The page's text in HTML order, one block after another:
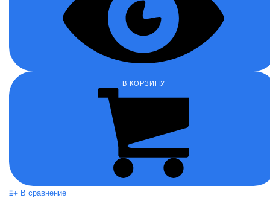
В КОРЗИНУ
В сравнение